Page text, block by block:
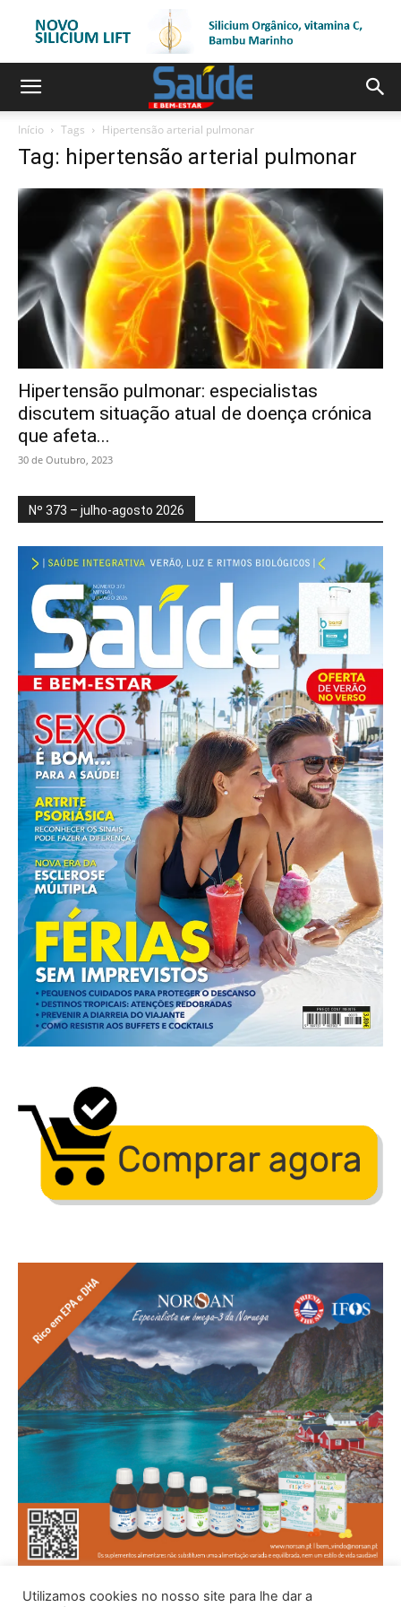
Início Tags Hipertensão arterial pulmonar
Tag: hipertensão arterial pulmonar
Hipertensão pulmonar: especialistas
discutem situação atual de doença crónica
que afeta...
30 de Outubro, 2023
Nº 373 – julho-agosto 2026
Utilizamos cookies no nosso site para lhe dar a